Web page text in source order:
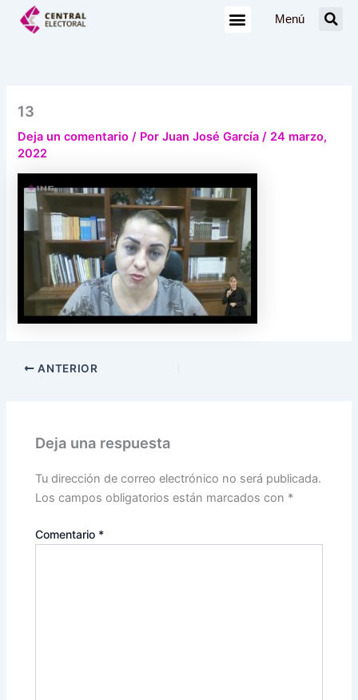
Menú
13
Deja un comentario / PorJuan José García/ 24 marzo,
2022
ANTERIOR
Deja una respuesta
Tu dirección de correo electrónico no será publicada.
Los campos obligatorios están marcados con *
Comentario *